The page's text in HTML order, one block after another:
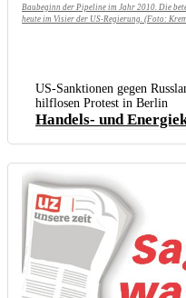
Baubeginn der Pipeline im Jahr 2010. Die
heute im Visier der US-Regierung. (Foto:
US-Sanktionen gegen
hilflosen Protest in Berlin
Handels- und